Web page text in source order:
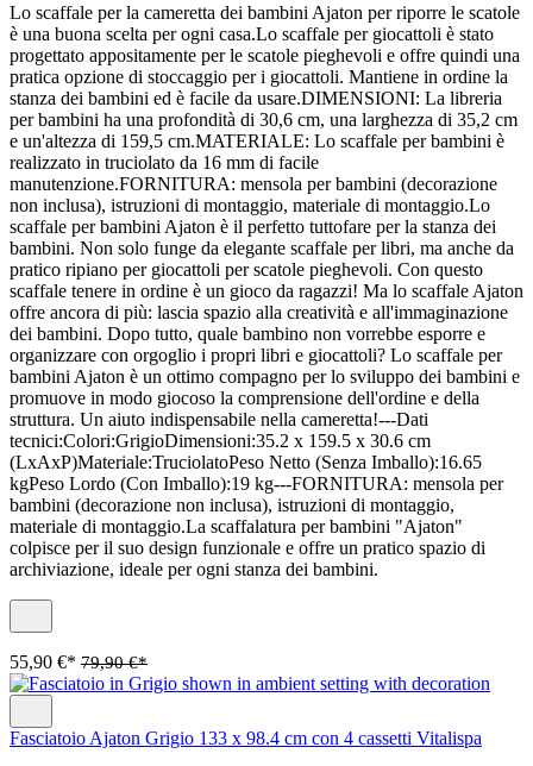
Lo scaffale per la cameretta dei bambini Ajaton per riporre le scatole
è una buona scelta per ogni casa.Lo scaffale per giocattoli è stato
progettato appositamente per le scatole pieghevoli e offre quindi una
pratica opzione di stoccaggio per i giocattoli. Mantiene in ordine la
stanza dei bambini ed è facile da usare.DIMENSIONI: La libreria
per bambini ha una profondità di 30,6 cm, una larghezza di 35,2 cm
e un'altezza di 159,5 cm.MATERIALE: Lo scaffale per bambini è
realizzato in truciolato da 16 mm di facile
manutenzione.FORNITURA: mensola per bambini (decorazione
non inclusa), istruzioni di montaggio, materiale di montaggio.Lo
scaffale per bambini Ajaton è il perfetto tuttofare per la stanza dei
bambini. Non solo funge da elegante scaffale per libri, ma anche da
pratico ripiano per giocattoli per scatole pieghevoli. Con questo
scaffale tenere in ordine è un gioco da ragazzi! Ma lo scaffale Ajaton
offre ancora di più: lascia spazio alla creatività e all'immaginazione
dei bambini. Dopo tutto, quale bambino non vorrebbe esporre e
organizzare con orgoglio i propri libri e giocattoli? Lo scaffale per
bambini Ajaton è un ottimo compagno per lo sviluppo dei bambini e
promuove in modo giocoso la comprensione dell'ordine e della
struttura. Un aiuto indispensabile nella cameretta!---Dati
tecnici:Colori:GrigioDimensioni:35.2 x 159.5 x 30.6 cm
(LxAxP)Materiale:TruciolatoPeso Netto (Senza Imballo):16.65
kgPeso Lordo (Con Imballo):19 kg---FORNITURA: mensola per
bambini (decorazione non inclusa), istruzioni di montaggio,
materiale di montaggio.La scaffalatura per bambini "Ajaton"
colpisce per il suo design funzionale e offre un pratico spazio di
archiviazione, ideale per ogni stanza dei bambini.
55,90 €* 79,90 €*
Fasciatoio Ajaton Grigio 133 x 98.4 cm con 4 cassetti Vitalispa